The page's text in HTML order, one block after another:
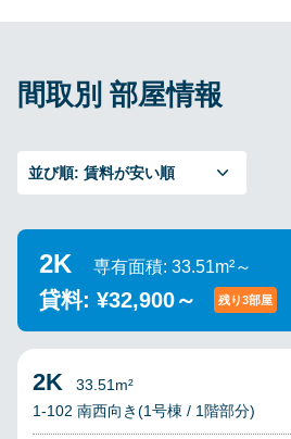
間取別 部屋情報
並び順: 賃料が安い順
2K 専有面積: 33.51m²～
貸料: ¥32,900～ 残り3部屋
2K
33.51m²
1-102 南西向き(1号棟 / 1階部分)